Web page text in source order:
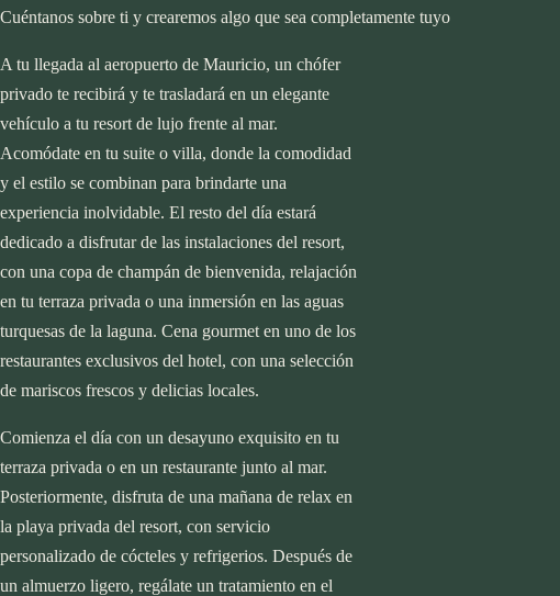
Cuéntanos sobre ti y crearemos algo que sea completamente tuyo
A tu llegada al aeropuerto de Mauricio, un chófer
privado te recibirá y te trasladará en un elegante
vehículo a tu resort de lujo frente al mar.
Acomódate en tu suite o villa, donde la comodidad
y el estilo se combinan para brindarte una
experiencia inolvidable. El resto del día estará
dedicado a disfrutar de las instalaciones del resort,
con una copa de champán de bienvenida, relajación
en tu terraza privada o una inmersión en las aguas
turquesas de la laguna. Cena gourmet en uno de los
restaurantes exclusivos del hotel, con una selección
de mariscos frescos y delicias locales.
Comienza el día con un desayuno exquisito en tu
terraza privada o en un restaurante junto al mar.
Posteriormente, disfruta de una mañana de relax en
la playa privada del resort, con servicio
personalizado de cócteles y refrigerios. Después de
un almuerzo ligero, regálate un tratamiento en el